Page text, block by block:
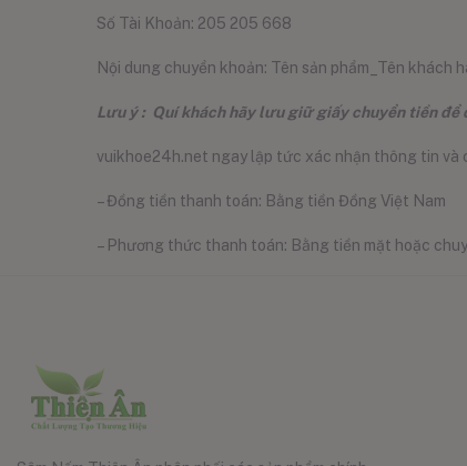
Số Tài Khoản: 205 205 668
Nội dung chuyển khoản: Tên sản phẩm_Tên khách
Lưu ý : Quí khách hãy lưu giữ giấy chuyển tiền để
vuikhoe24h.net ngay lập tức xác nhận thông tin và
– Đồng tiền thanh toán: Bằng tiền Đồng Việt Nam
– Phương thức thanh toán: Bằng tiền mặt hoặc